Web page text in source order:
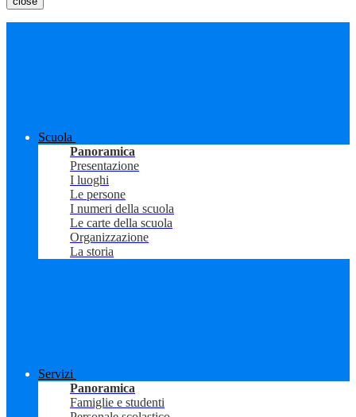
Scuola
Panoramica
Presentazione
I luoghi
Le persone
I numeri della scuola
Le carte della scuola
Organizzazione
La storia
Servizi
Panoramica
Famiglie e studenti